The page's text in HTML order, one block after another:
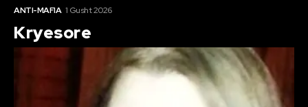
ANTI-MAFIA 1 Gusht 2026
Kryesore